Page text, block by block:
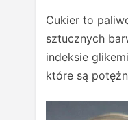
Cukier to
sztucznych
indeksie
które są